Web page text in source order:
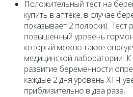
Положительный тест на
купить в аптеке, в случае
показывает 2 полоски). Тест
повышенный уровень
который можно также
медицинской лаборатории.
развитие беременности
каждые 2 дня уровень ХГЧ
приблизительно в два раза.